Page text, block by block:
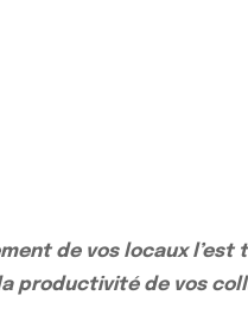
de vos locaux
productivité de vos